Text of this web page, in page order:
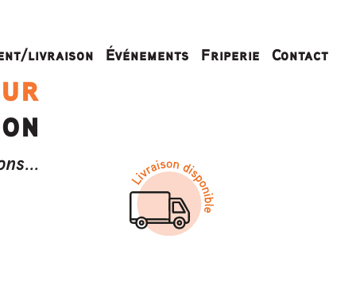
livraison Événements Friperie Contact